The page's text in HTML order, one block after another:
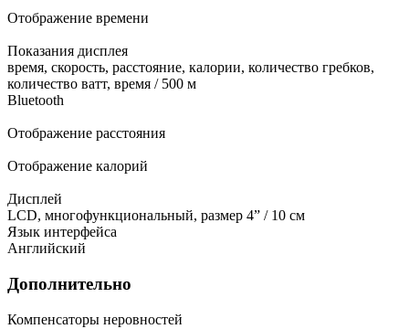
Отображение времени
Показания дисплея
время, скорость, расстояние, калории, количество гребков,
количество ватт, время / 500 м
Bluetooth
Отображение расстояния
Отображение калорий
Дисплей
LCD, многофункциональный, размер 4” / 10 см
Язык интерфейса
Английский
Дополнительно
Компенсаторы неровностей